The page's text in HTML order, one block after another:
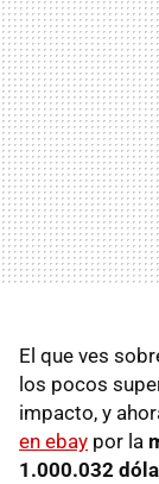
El que ves
los pocos
impacto, y
en ebay por la
1.000.032